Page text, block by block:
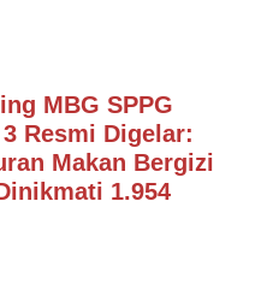
MBG SPPG
Resmi Digelar:
Makan Bergizi
1.954